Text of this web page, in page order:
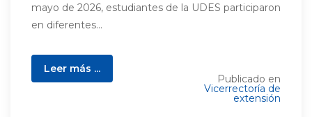
mayo de 2026, estudiantes de la UDES participaron
en diferentes...
Leer más ...
Publicado en
Vicerrectoría de
extensión